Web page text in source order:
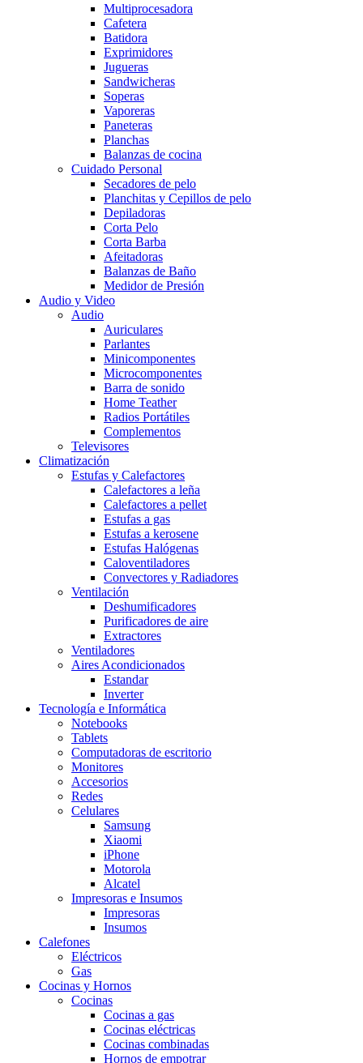
Multiprocesadora
Cafetera
Batidora
Exprimidores
Jugueras
Sandwicheras
Soperas
Vaporeras
Paneteras
Planchas
Balanzas de cocina
Cuidado Personal
Secadores de pelo
Planchitas y Cepillos de pelo
Depiladoras
Corta Pelo
Corta Barba
Afeitadoras
Balanzas de Baño
Medidor de Presión
Audio y Video
Audio
Auriculares
Parlantes
Minicomponentes
Microcomponentes
Barra de sonido
Home Teather
Radios Portátiles
Complementos
Televisores
Climatización
Estufas y Calefactores
Calefactores a leña
Calefactores a pellet
Estufas a gas
Estufas a kerosene
Estufas Halógenas
Caloventiladores
Convectores y Radiadores
Ventilación
Deshumificadores
Purificadores de aire
Extractores
Ventiladores
Aires Acondicionados
Estandar
Inverter
Tecnología e Informática
Notebooks
Tablets
Computadoras de escritorio
Monitores
Accesorios
Redes
Celulares
Samsung
Xiaomi
iPhone
Motorola
Alcatel
Impresoras e Insumos
Impresoras
Insumos
Calefones
Eléctricos
Gas
Cocinas y Hornos
Cocinas
Cocinas a gas
Cocinas eléctricas
Cocinas combinadas
Hornos de empotrar